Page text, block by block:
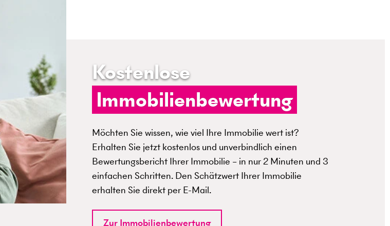
Kostenlose
Immobilienbewertung
Möchten Sie wissen, wie viel Ihre Immobilie wert ist?
Erhalten Sie jetzt kostenlos und unverbindlich einen
Bewertungsbericht Ihrer Immobilie – in nur 2 Minuten und 3
einfachen Schritten. Den Schätzwert Ihrer Immobilie
erhalten Sie direkt per E-Mail.
Zur Immobilienbewertung